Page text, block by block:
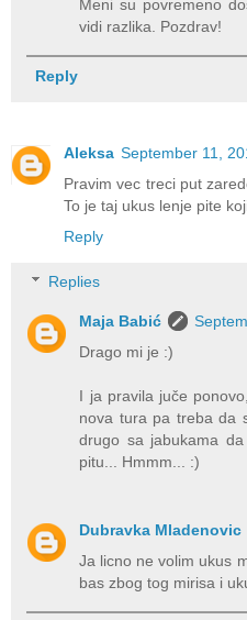
Meni su povremeno
vidi razlika. Pozdrav!
Reply
Aleksa September 11,
Pravim vec treci put
To je taj ukus lenje pite
Reply
Replies
Maja Babić
Drago mi je :)
I ja pravila juče
nova tura pa treba da
drugo sa jabukama
pitu... Hmmm... :)
Dubravka Mladenovic
Ja licno ne volim ukus
bas zbog tog mirisa i